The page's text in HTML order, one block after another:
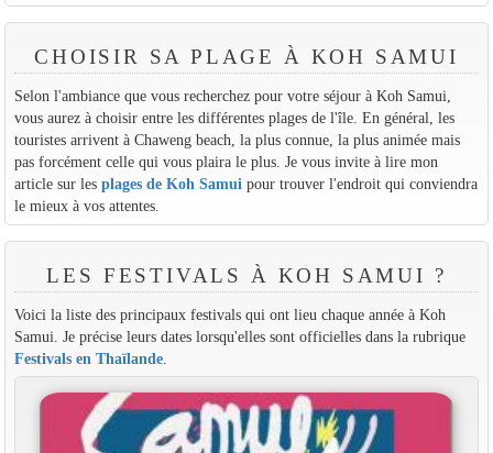
CHOISIR SA PLAGE À KOH SAMUI
Selon l'ambiance que vous recherchez pour votre séjour à Koh Samui,
vous aurez à choisir entre les différentes plages de l'île. En général, les
touristes arrivent à Chaweng beach, la plus connue, la plus animée mais
pas forcément celle qui vous plaira le plus. Je vous invite à lire mon
article sur les plages de Koh Samui pour trouver l'endroit qui conviendra
le mieux à vos attentes.
LES FESTIVALS À KOH SAMUI ?
Voici la liste des principaux festivals qui ont lieu chaque année à Koh
Samui. Je précise leurs dates lorsqu'elles sont officielles dans la rubrique
Festivals en Thaïlande.